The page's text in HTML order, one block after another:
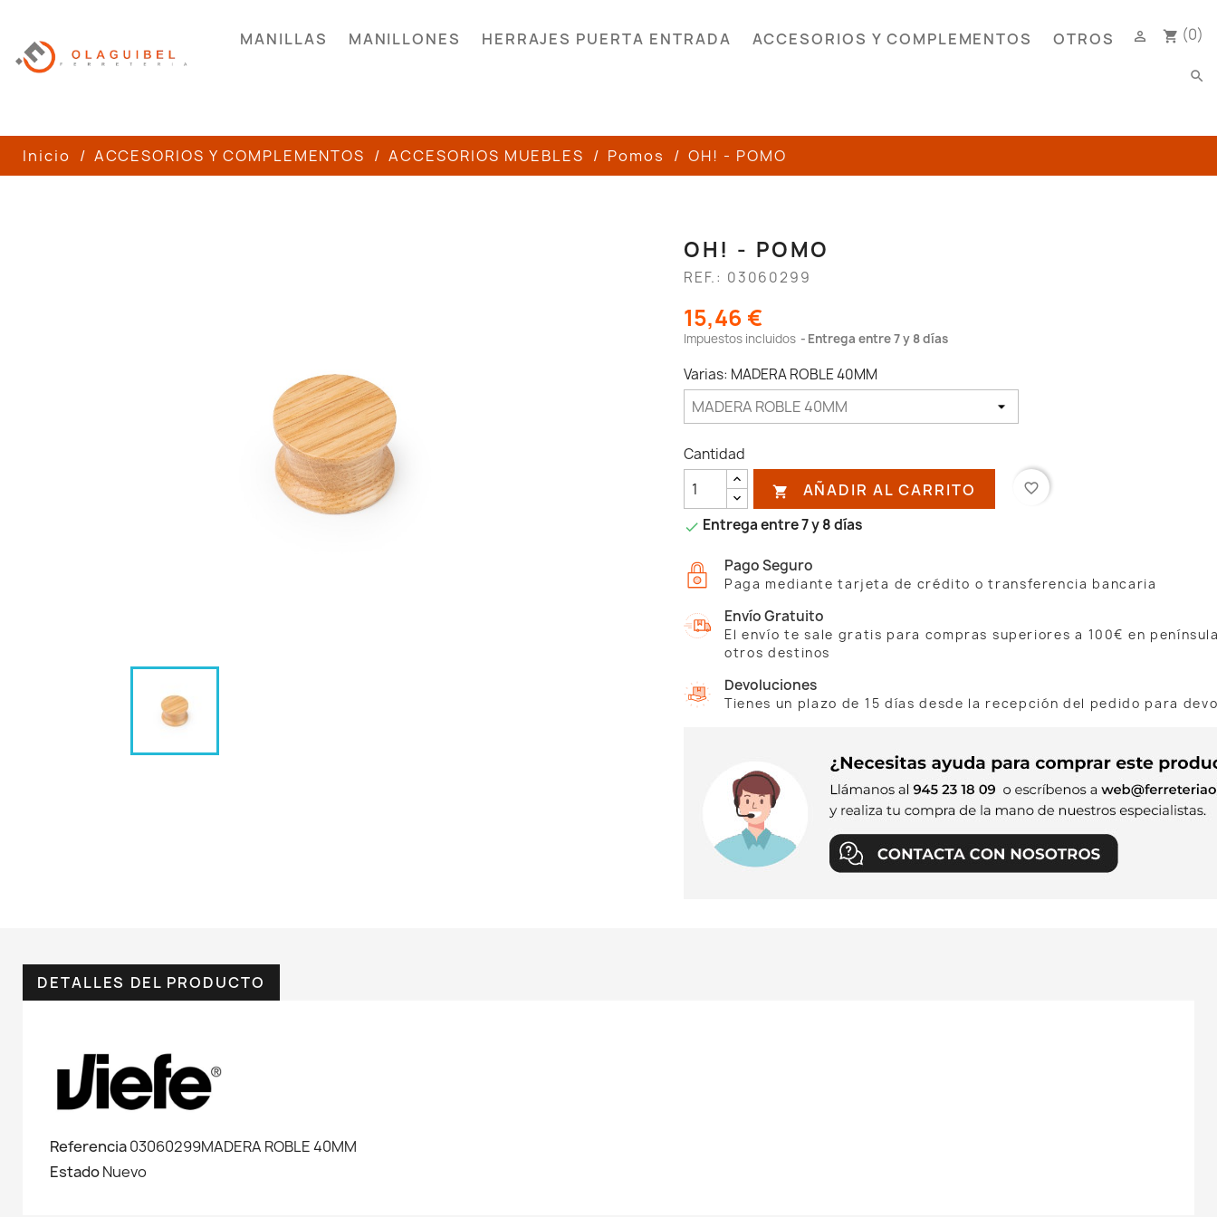
MANILLAS MANILLONES HERRAJES PUERTA ENTRADA ACCESORIOS Y COMPLEMENTOS OTROS shopping_cart (0)

search
Inicio ACCESORIOS Y COMPLEMENTOS ACCESORIOS MUEBLES Pomos OH! - POMO
OH! - POMO
REF.: 03060299
15,46 €
Impuestos incluidos Entrega entre 7 y 8 días
Varias: MADERA ROBLE 40MM
Cantidad
 AÑADIR AL CARRITO favorite_border
 Entrega entre 7 y 8 días
Pago Seguro
Paga mediante tarjeta de crédito o transferencia bancaria
Envío Gratuito
El envío te sale gratis para compras superiores a 100€ en
otros destinos
Devoluciones
Tienes un plazo de 15 días desde la recepción del pedido para
DETALLES DEL PRODUCTO
Referencia03060299MADERA ROBLE 40MM
EstadoNuevo